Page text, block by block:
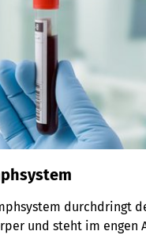
durchdringt
und steht im engen